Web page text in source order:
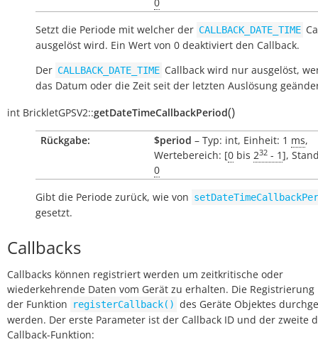
Setzt die Periode mit welcher der CALLBACK_DATE_TIME
ausgelöst wird. Ein Wert von 0 deaktiviert den Callback.
Der CALLBACK_DATE_TIME Callback wird nur ausgelöst,
das Datum oder die Zeit seit der letzten Auslösung
int BrickletGPSV2::getDateTimeCallbackPeriod()
Rückgabe: $period – Typ: int, Einheit: 1 ms,
Wertebereich: [0 bis 232 - 1],
0
Gibt die Periode zurück, wie von
gesetzt.
Callbacks
Callbacks können registriert werden um zeitkritische oder
wiederkehrende Daten vom Gerät zu erhalten. Die
der Funktion
registerCallback() des Geräte Objektes
werden. Der erste Parameter ist der Callback ID und der zweite
Callback-Funktion: